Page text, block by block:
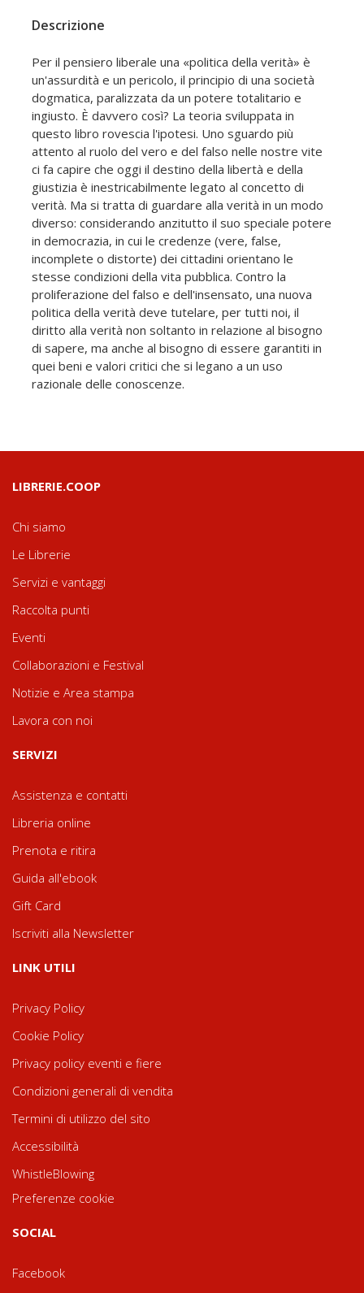
Descrizione
Per il pensiero liberale una «politica della verità» è
un'assurdità e un pericolo, il principio di una società
dogmatica, paralizzata da un potere totalitario e
ingiusto. È davvero così? La teoria sviluppata in
questo libro rovescia l'ipotesi. Uno sguardo più
attento al ruolo del vero e del falso nelle nostre vite
ci fa capire che oggi il destino della libertà e della
giustizia è inestricabilmente legato al concetto di
verità. Ma si tratta di guardare alla verità in un modo
diverso: considerando anzitutto il suo speciale potere
in democrazia, in cui le credenze (vere, false,
incomplete o distorte) dei cittadini orientano le
stesse condizioni della vita pubblica. Contro la
proliferazione del falso e dell'insensato, una nuova
politica della verità deve tutelare, per tutti noi, il
diritto alla verità non soltanto in relazione al bisogno
di sapere, ma anche al bisogno di essere garantiti in
quei beni e valori critici che si legano a un uso
razionale delle conoscenze.
LIBRERIE.COOP
Chi siamo
Le Librerie
Servizi e vantaggi
Raccolta punti
Eventi
Collaborazioni e Festival
Notizie e Area stampa
Lavora con noi
SERVIZI
Assistenza e contatti
Libreria online
Prenota e ritira
Guida all'ebook
Gift Card
Iscriviti alla Newsletter
LINK UTILI
Privacy Policy
Cookie Policy
Privacy policy eventi e fiere
Condizioni generali di vendita
Termini di utilizzo del sito
Accessibilità
WhistleBlowing
Preferenze cookie
SOCIAL
Facebook